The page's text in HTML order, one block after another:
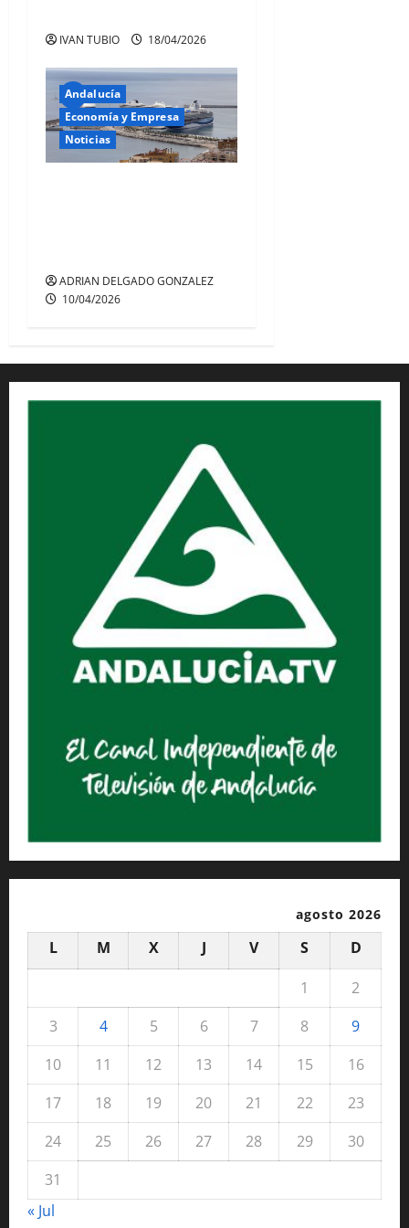
IVAN TUBIO 18/04/2026
Andalucía
Economía y Empresa
Noticias
ADRIAN DELGADO GONZALEZ
10/04/2026
agosto 2026
L M X J V S
D
1
2
3
4 5 6 7 8
9
10
11 12 13 14 15
16
17
18 19 20 21 22
23
24
25 26 27 28 29
30
31
« Jul